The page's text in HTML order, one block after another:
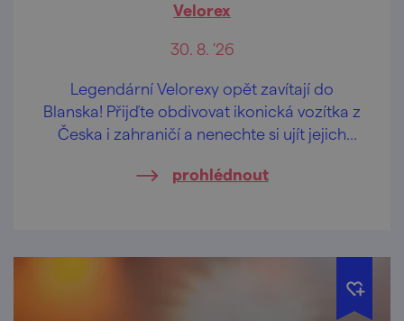
Velorex
30. 8. '26
Legendární Velorexy opět zavítají do
Blanska! Přijďte obdivovat ikonická vozítka z
Česka i zahraničí a nenechte si ujít jejich
prohlédnout